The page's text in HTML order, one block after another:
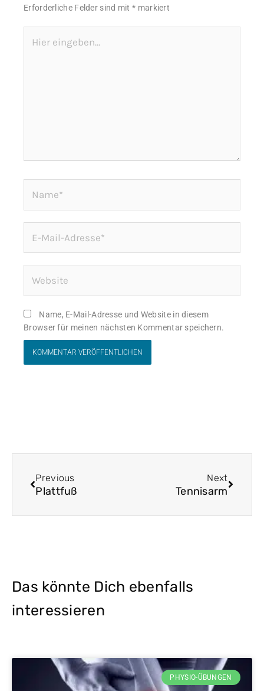
Erforderliche Felder sind mit* markiert
eingeben…
Mail-
Adresse*
Name, E-Mail-Adresse und Website in diesem
Browser für meinen nächsten Kommentar speichern.
Previous
Plattfuß
Next
Tennisarm
Das könnte Dich ebenfalls
interessieren
PHYSIO-ÜBUNGEN